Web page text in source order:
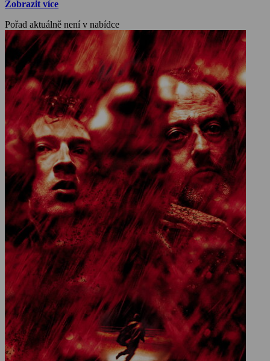
Zobrazit více
Pořad aktuálně není v nabídce